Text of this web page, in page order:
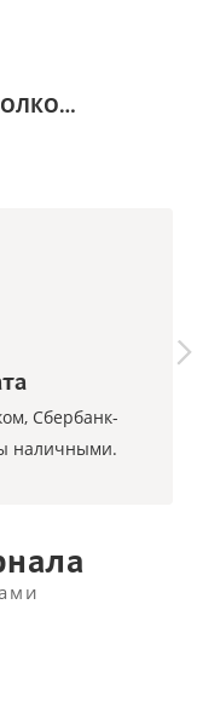
огурец НАСТОЯЩИЙ ПОЛКОВНИК, Манул
Сбербанк-
наличными.